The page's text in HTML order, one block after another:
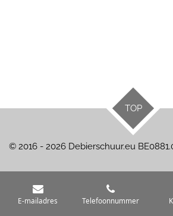
TOP
© 2016 - 2026 Debierschuur.eu
E-mailadres Telefoonnummer